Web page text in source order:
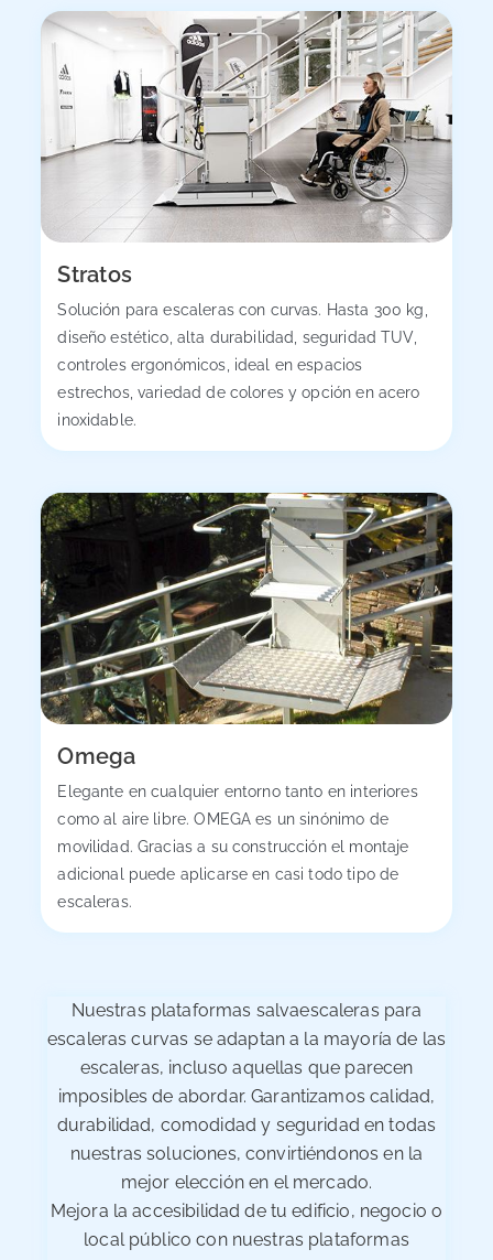
Stratos
Solución para escaleras con curvas. Hasta 300 kg,
diseño estético, alta durabilidad, seguridad TUV,
controles ergonómicos, ideal en espacios
estrechos, variedad de colores y opción en acero
inoxidable.
Omega
Elegante en cualquier entorno tanto en interiores
como al aire libre. OMEGA es un sinónimo de
movilidad. Gracias a su construcción el montaje
adicional puede aplicarse en casi todo tipo de
escaleras.
Nuestras plataformas salvaescaleras para
escaleras curvas se adaptan a la mayoría de las
escaleras, incluso aquellas que parecen
imposibles de abordar. Garantizamos calidad,
durabilidad, comodidad y seguridad en todas
nuestras soluciones, convirtiéndonos en la
mejor elección en el mercado.
Mejora la accesibilidad de tu edificio, negocio o
local público con nuestras plataformas